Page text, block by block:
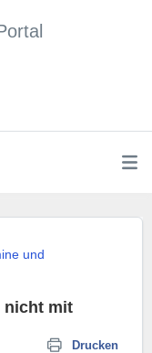
und
nicht mit
Drucken